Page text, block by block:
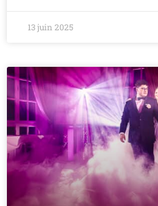
13 juin 2025